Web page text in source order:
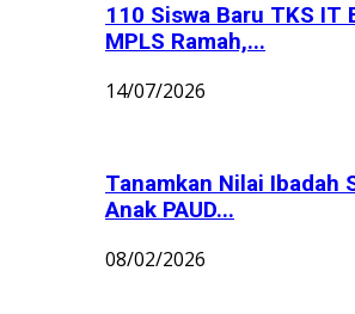
110 Siswa Baru TKS IT
MPLS Ramah,...
14/07/2026
Tanamkan Nilai Ibadah
Anak PAUD...
08/02/2026